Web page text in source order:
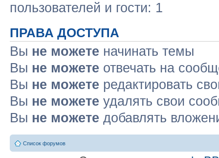
пользователей и гости: 1
ПРАВА ДОСТУПА
Вы не можете начинать темы
Вы не можете отвечать на
Вы не можете редактировать
Вы не можете удалять свои
Вы не можете добавлять
Список форумов